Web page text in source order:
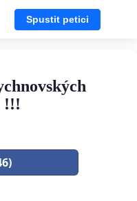
Spustit petici
!!!